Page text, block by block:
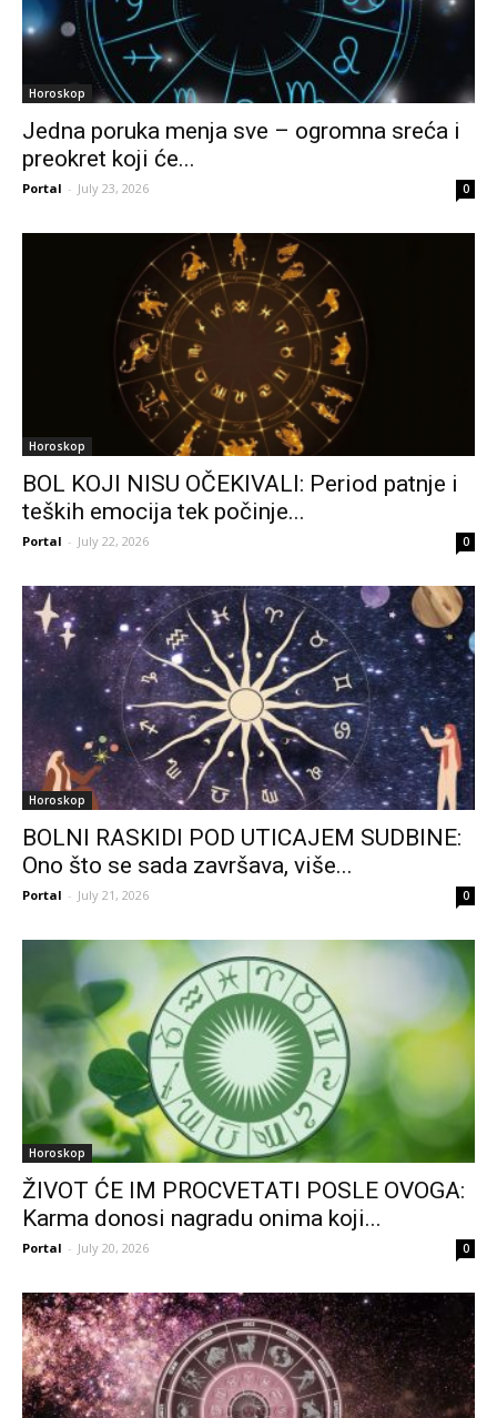
Horoskop
Jedna poruka menja sve – ogromna sreća i
preokret koji će...
Portal - July 23, 2026 0
Horoskop
BOL KOJI NISU OČEKIVALI: Period patnje i
teških emocija tek počinje...
Portal - July 22, 2026 0
Horoskop
BOLNI RASKIDI POD UTICAJEM SUDBINE:
Ono što se sada završava, više...
Portal - July 21, 2026 0
Horoskop
ŽIVOT ĆE IM PROCVETATI POSLE OVOGA:
Karma donosi nagradu onima koji...
Portal - July 20, 2026 0